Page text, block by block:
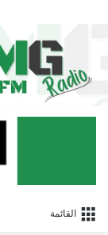
القائمة